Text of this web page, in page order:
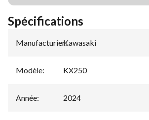
Spécifications
Manufacturier:
Kawasaki
Modèle: KX250
Année: 2024